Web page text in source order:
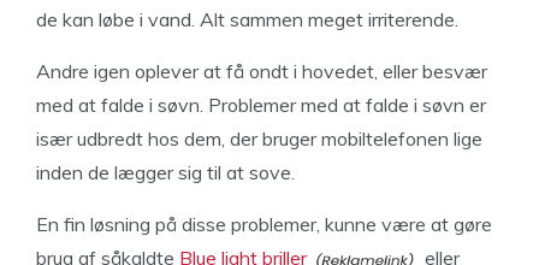
de kan løbe i vand. Alt sammen meget irriterende.
Andre igen oplever at få ondt i hovedet, eller besvær
med at falde i søvn. Problemer med at falde i søvn er
især udbredt hos dem, der bruger mobiltelefonen lige
inden de lægger sig til at sove.
En fin løsning på disse problemer, kunne være at gøre
brug af såkaldte Blue light briller
eller